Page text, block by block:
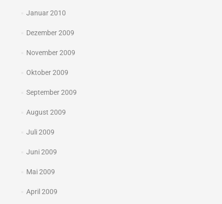
Januar 2010
Dezember 2009
November 2009
Oktober 2009
September 2009
August 2009
Juli 2009
Juni 2009
Mai 2009
April 2009